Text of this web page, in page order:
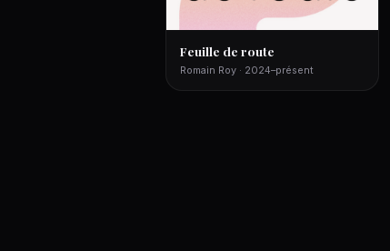
Feuille de route
Romain Roy · 2024–présent